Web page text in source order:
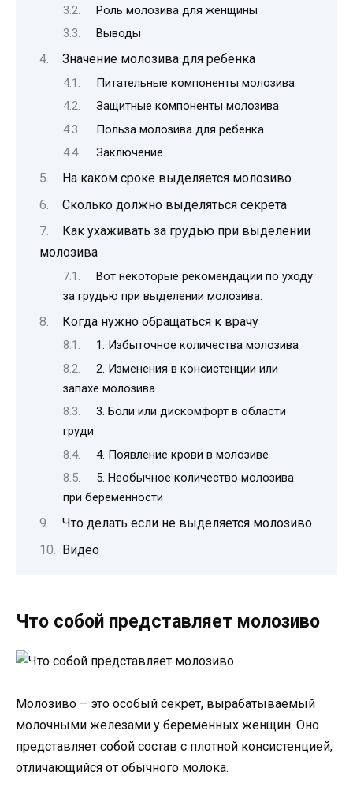
Роль молозива для женщины
Выводы
Значение молозива для ребенка
Питательные компоненты молозива
Защитные компоненты молозива
Польза молозива для ребенка
Заключение
На каком сроке выделяется молозиво
Сколько должно выделяться секрета
Как ухаживать за грудью при выделении
молозива
Вот некоторые рекомендации по уходу
за грудью при выделении молозива:
Когда нужно обращаться к врачу
1. Избыточное количества молозива
2. Изменения в консистенции или
запахе молозива
3. Боли или дискомфорт в области
груди
4. Появление крови в молозиве
5. Необычное количество молозива
при беременности
Что делать если не выделяется молозиво
Видео
Что собой представляет молозиво
Молозиво – это особый секрет, вырабатываемый
молочными железами у беременных женщин. Оно
представляет собой состав с плотной консистенцией,
отличающийся от обычного молока.